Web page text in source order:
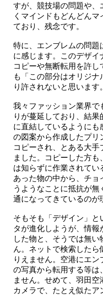
すが、競技場の問題や、
くマインドもどんどん
ており、残念です。
特に、エンブレムの問題
に感じます。このデザイ
コピーや無断転用を許
も「この部分はオリジ
り許されないと思います。
我々ファッション業界で
りが蔓延しており、結
に直結しているようにも
の図案から作成したプリ
コピーされ、とある大
ました。コピーした方も
は知らずに作業されてい
あった物の中から、チョ
うようなことに抵抗が
通になってきているのが
そもそも「デザイン」と
タが進化しようが、情報
した物と、そうでは無
ん。ネットで検索した
りえません。空港にエン
の写真から転用する等は
ません。せめて、羽田
カメラで、たとえ似た